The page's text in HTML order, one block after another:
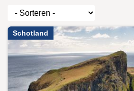
Schotland